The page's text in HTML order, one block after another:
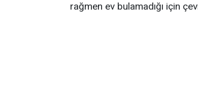
rağmen ev bulamadığı için